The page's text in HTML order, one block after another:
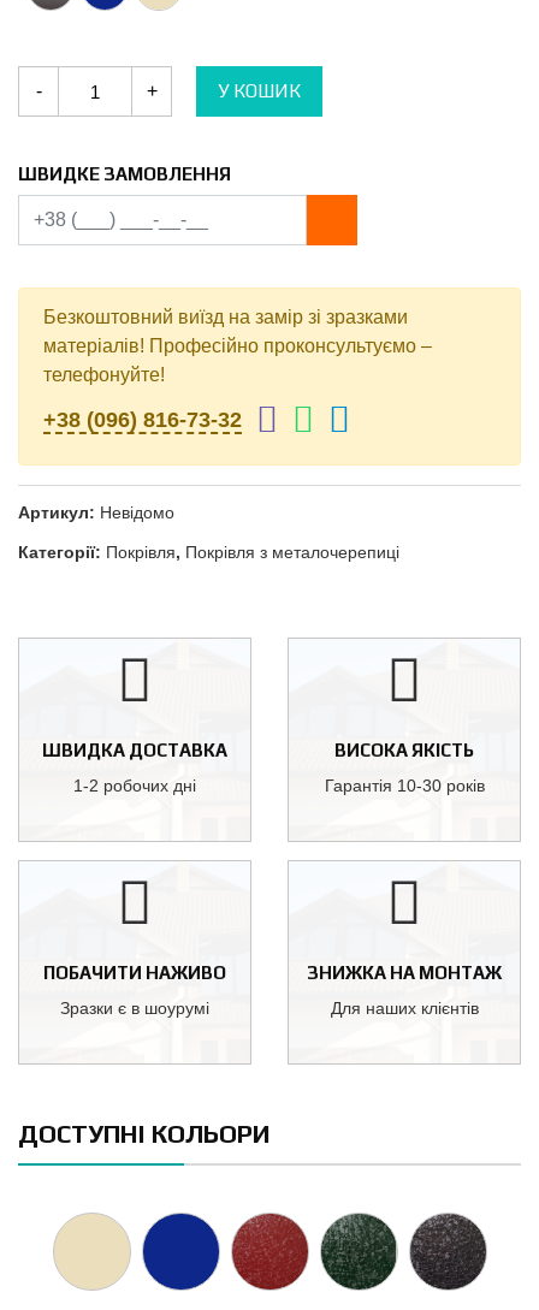
-
Металочерепиця
Арсенал
кількість
+ У КОШИК
ШВИДКЕ ЗАМОВЛЕННЯ
Безкоштовний виїзд на замір зі зразками
матеріалів! Професійно проконсультуємо –
телефонуйте!
+38 (096) 816-73-32
Артикул: Невідомо
Категорії: Покрівля, Покрівля з металочерепиці
ШВИДКА ДОСТАВКА
1-2 робочих дні
ВИСОКА ЯКІСТЬ
Гарантія 10-30 років
ПОБАЧИТИ НАЖИВО
Зразки є в шоурумі
ЗНИЖКА НА МОНТАЖ
Для наших клієнтів
ДОСТУПНІ КОЛЬОРИ